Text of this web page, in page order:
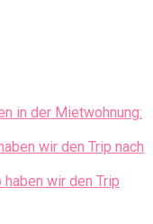
in der Mietwohnung:
wir den Trip nach
wir den Trip